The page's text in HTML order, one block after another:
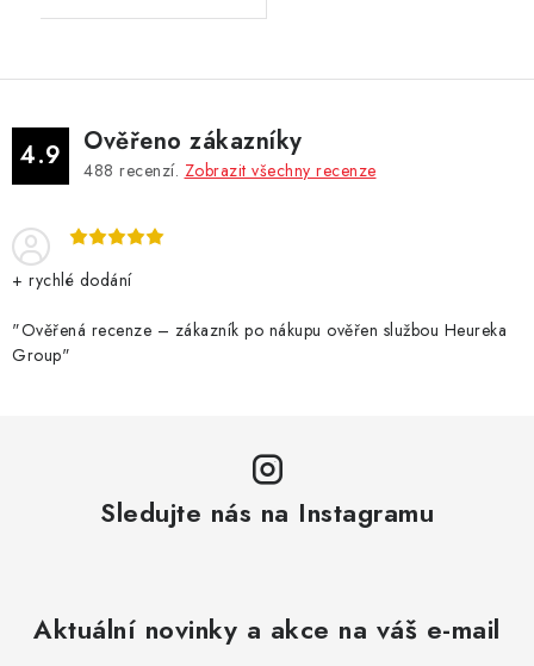
4.9 Ověřeno zákazníky
488 recenzí. Zobrazit všechny recenze
+ rychlé dodání
"Ověřená recenze – zákazník po nákupu ověřen službou Heureka
Group"
Sledujte nás na Instagramu
Aktuální novinky a akce na váš e-mail